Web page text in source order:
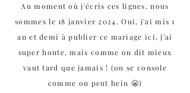
Au moment où j'écris ces lignes, nous
sommes le 18 janvier 2024. Oui, j'ai mis 1
an et demi à publier ce mariage ici, j'ai
super honte, mais comme on dit mieux
vaut tard que jamais ! (on se console
comme on peut hein 😬)